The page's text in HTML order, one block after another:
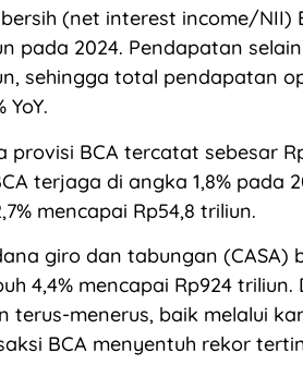
(net interest income/NII)
pada 2024. Pendapatan selain
sehingga total pendapatan
provisi BCA tercatat sebesar
terjaga di angka 1,8% pada
mencapai Rp54,8 triliun.
giro dan tabungan (CASA)
4,4% mencapai Rp924
terus-menerus, baik melalui
BCA menyentuh rekor